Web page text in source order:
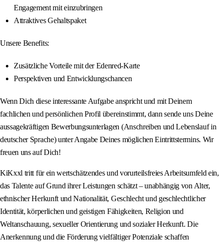
Engagement mit einzubringen
Attraktives Gehaltspaket
Unsere Benefits:
Zusätzliche Vorteile mit der Edenred-Karte
Perspektiven und Entwicklungschancen
Wenn Dich diese interessante Aufgabe anspricht und mit Deinem
fachlichen und persönlichen Profil übereinstimmt, dann sende uns Deine
aussagekräftigen Bewerbungsunterlagen (Anschreiben und Lebenslauf in
deutscher Sprache) unter Angabe Deines möglichen Eintrittstermins. Wir
freuen uns auf Dich!
KiKxxl tritt für ein wertschätzendes und vorurteilsfreies Arbeitsumfeld ein,
das Talente auf Grund ihrer Leistungen schätzt – unabhängig von Alter,
ethnischer Herkunft und Nationalität, Geschlecht und geschlechtlicher
Identität, körperlichen und geistigen Fähigkeiten, Religion und
Weltanschauung, sexueller Orientierung und sozialer Herkunft. Die
Anerkennung und die Förderung vielfältiger Potenziale schaffen